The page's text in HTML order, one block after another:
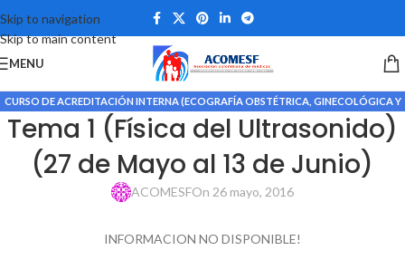
Skip to navigation
Skip to main content
MENU
CURSO DE ACREDITACIÓN INTERNA (ECOGRAFÍA OBSTÉTRICA, GINECOLÓGICA Y
DOPPLER MATERNO FETAL)
Tema 1 (Física del Ultrasonido)
(27 de Mayo al 13 de Junio)
ACOMESFOn 26 mayo, 2016
INFORMACION NO DISPONIBLE!